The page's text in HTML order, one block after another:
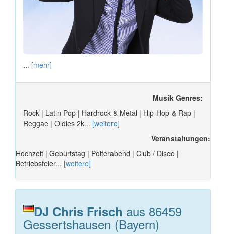
... [mehr]
Musik Genres:
Rock | Latin Pop | Hardrock & Metal | Hip-Hop & Rap |
Reggae | Oldies 2k... [weitere]
Veranstaltungen:
Hochzeit | Geburtstag | Polterabend | Club / Disco |
Betriebsfeier... [weitere]
DJ Chris Frisch aus 86459
Gessertshausen (Bayern)